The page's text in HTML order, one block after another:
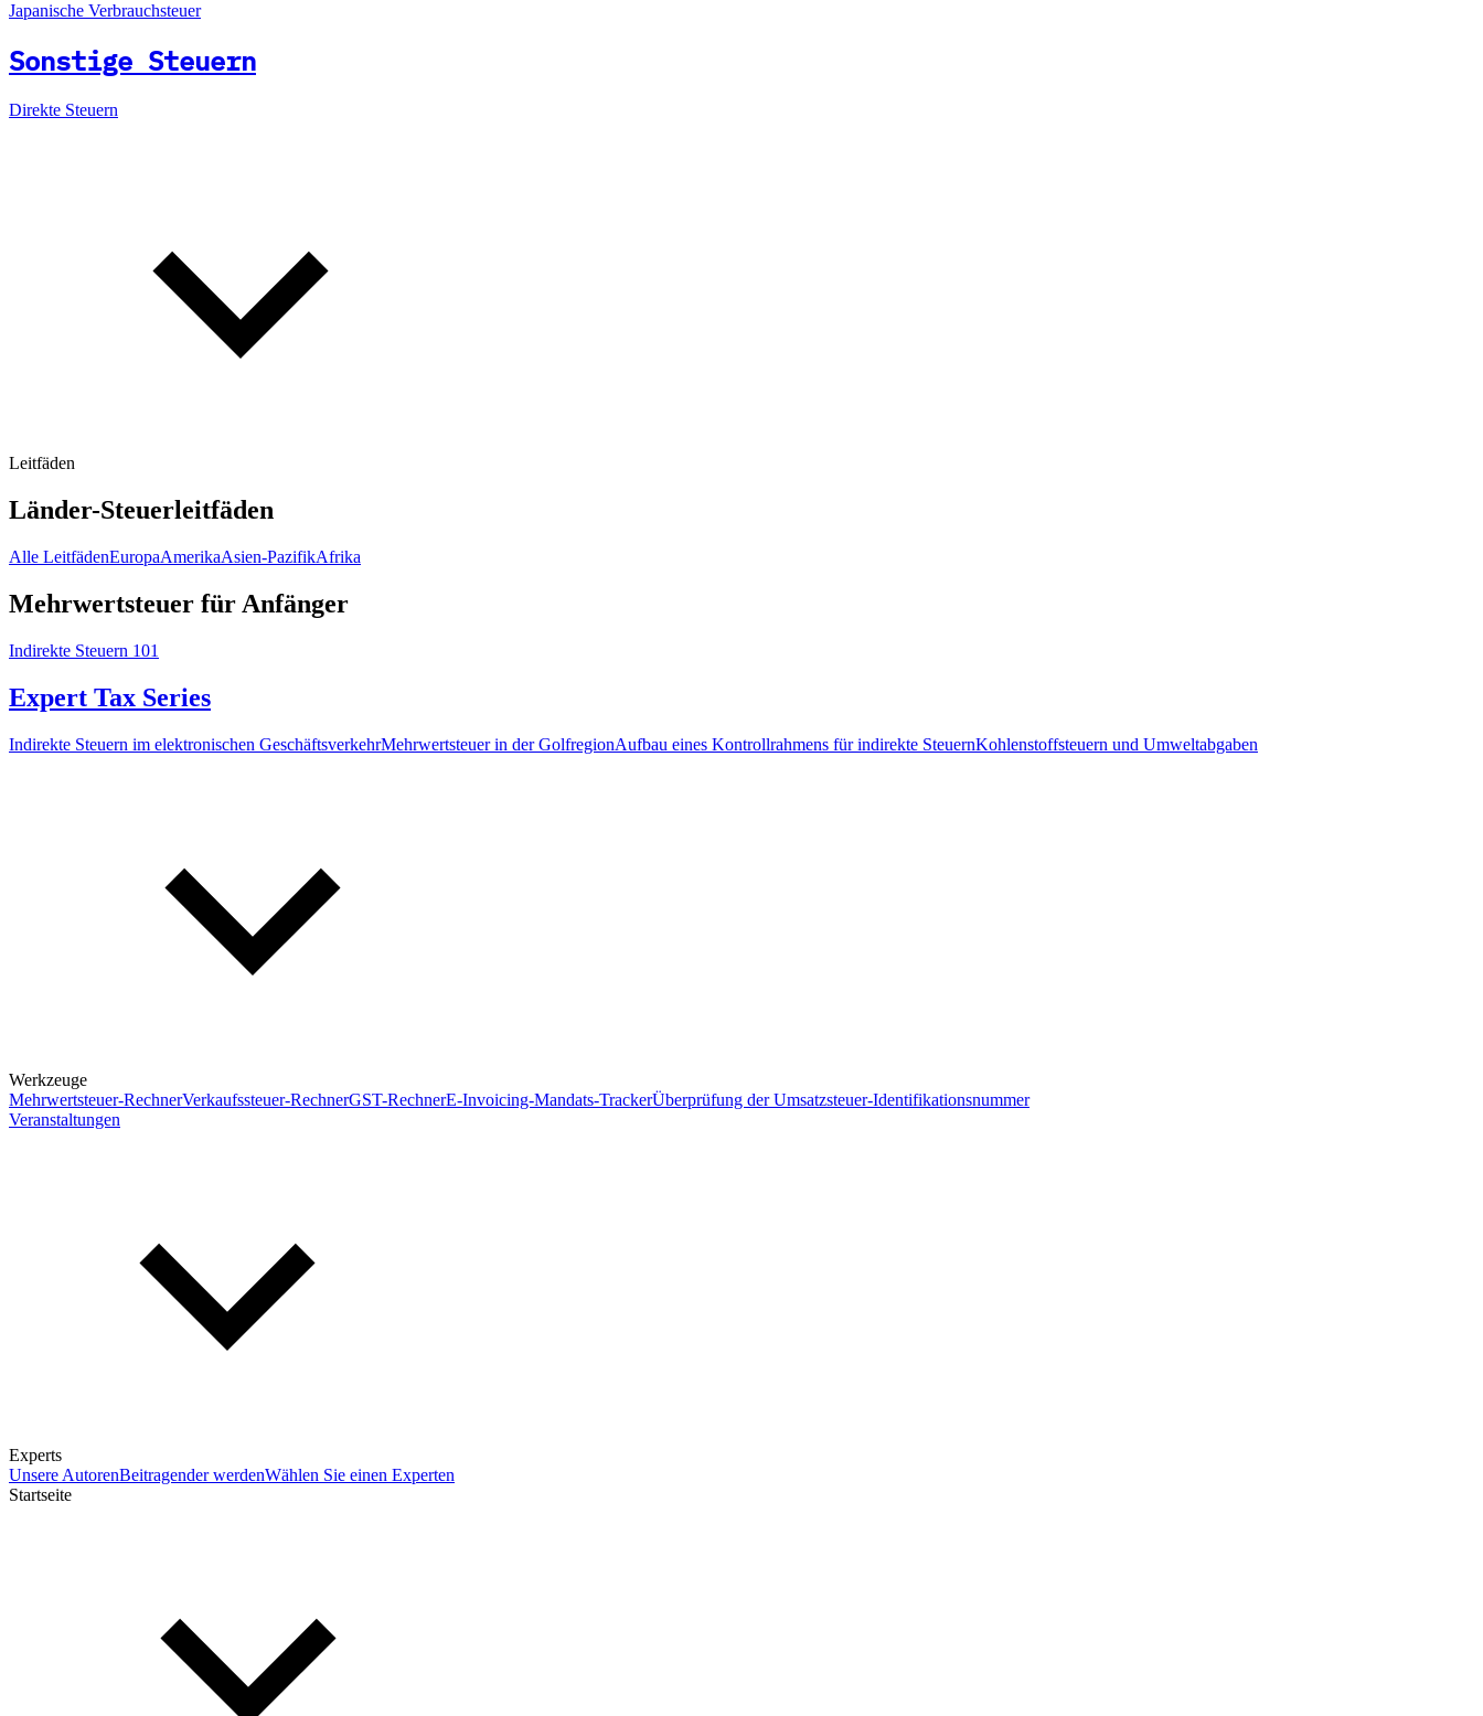
Japanische Verbrauchsteuer
Sonstige Steuern
Direkte Steuern
Leitfäden
Länder-Steuerleitfäden
Alle LeitfädenEuropaAmerikaAsien-PazifikAfrika
Mehrwertsteuer für Anfänger
Indirekte Steuern 101
Expert Tax Series
Indirekte Steuern im elektronischen GeschäftsverkehrMehrwertsteuer in der GolfregionAufbau eines Kontrollrahmens für indirekte SteuernKohlenstoffsteuern und Umweltabgaben
Werkzeuge
Mehrwertsteuer-RechnerVerkaufssteuer-RechnerGST-RechnerE-Invoicing-Mandats-TrackerÜberprüfung der Umsatzsteuer-Identifikationsnummer
Veranstaltungen
Experts
Unsere AutorenBeitragender werdenWählen Sie einen Experten
Startseite